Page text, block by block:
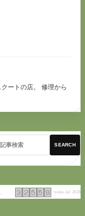
ートの店。 修理から
SEARCH
since Jul. 2026